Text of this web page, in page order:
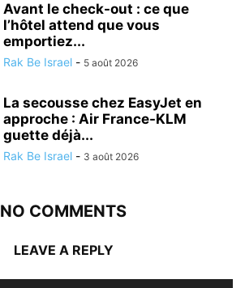
Avant le check-out : ce que
l’hôtel attend que vous
emportiez...
Rak Be Israel - 5 août 2026
La secousse chez EasyJet en
approche : Air France-KLM
guette déjà...
Rak Be Israel - 3 août 2026
NO COMMENTS
LEAVE A REPLY